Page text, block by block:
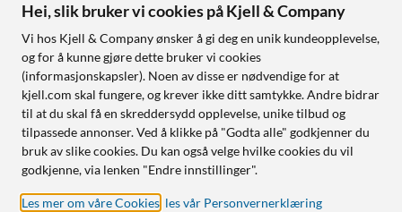
Følg oss
Handle fra:
Sverige
Norge
Hei, slik bruker vi cookies på Kjell & Company
Vi hos Kjell & Company ønsker å gi deg en unik kundeopplevelse,
og for å kunne gjøre dette bruker vi cookies
(informasjonskapsler). Noen av disse er nødvendige for at
kjell.com skal fungere, og krever ikke ditt samtykke. Andre bidrar
til at du skal få en skreddersydd opplevelse, unike tilbud og
tilpassede annonser. Ved å klikke på "Godta alle" godkjenner du
bruk av slike cookies. Du kan også velge hvilke cookies du vil
godkjenne, via lenken "Endre innstillinger".
Les mer om våre Cookies les vår Personvernerklæring